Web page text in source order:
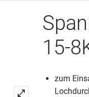
15-
zum